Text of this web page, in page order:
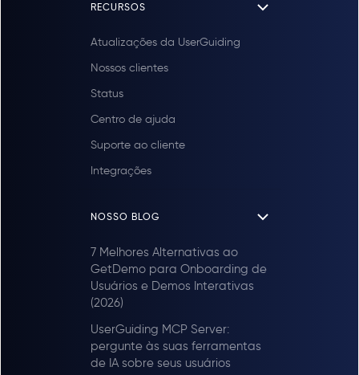
RECURSOS
Atualizações da UserGuiding
Nossos clientes
Status
Centro de ajuda
Suporte ao cliente
Integrações
NOSSO BLOG
7 Melhores Alternativas ao
GetDemo para Onboarding de
Usuários e Demos Interativas
(2026)
UserGuiding MCP Server:
pergunte às suas ferramentas
de IA sobre seus usuários